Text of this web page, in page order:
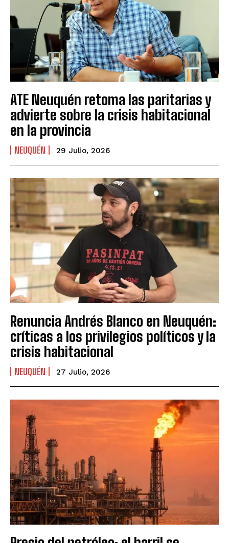
ATE Neuquén retoma las paritarias y
advierte sobre la crisis habitacional
en la provincia
NEUQUÉN 29 Julio, 2026
Renuncia Andrés Blanco en Neuquén:
críticas a los privilegios políticos y la
crisis habitacional
NEUQUÉN 27 Julio, 2026